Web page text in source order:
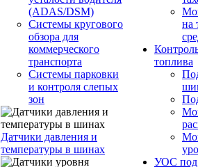
(ADAS/DSM)
Системы кругового
обзора для
коммерческого
транспорта
Системы парковки
и контроля слепых
зон
Датчики давления и
температуры в шинах
на
топлива
УОС